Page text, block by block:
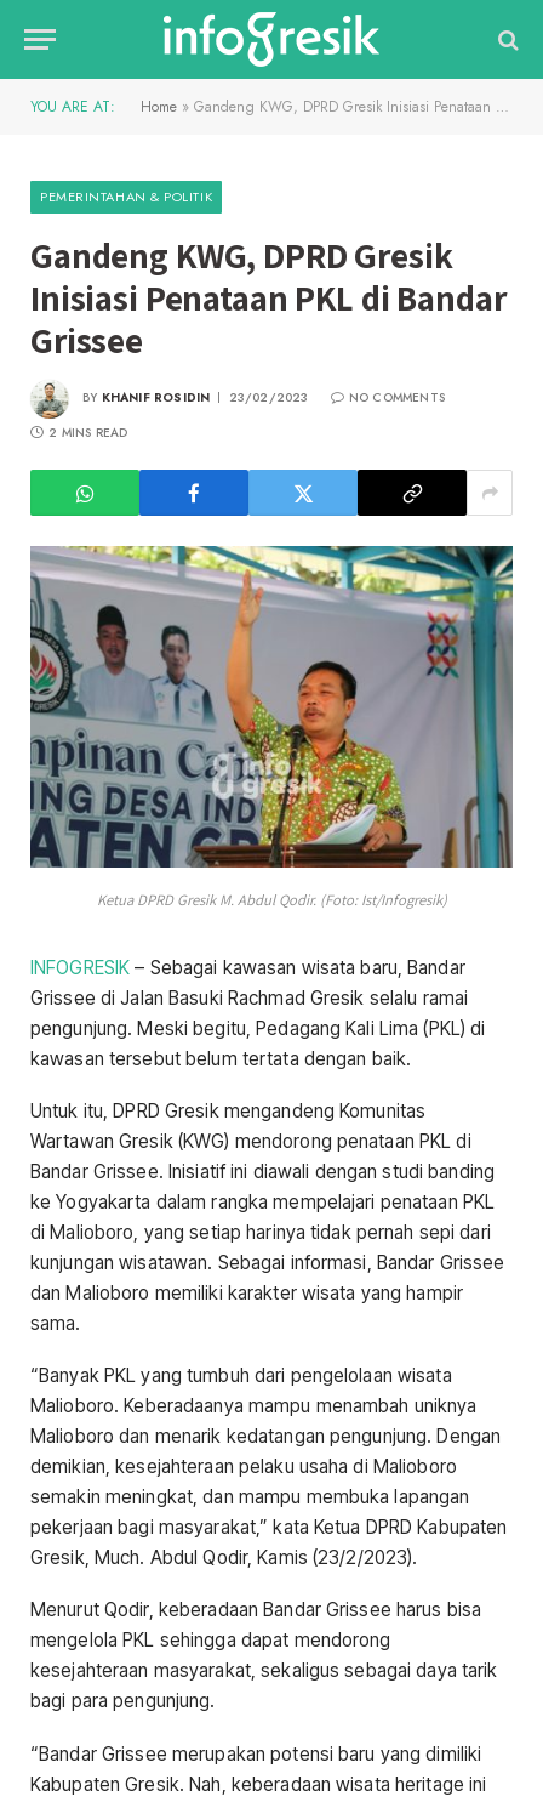
YOU ARE AT: Home » Gandeng KWG, DPRD Gresik Inisiasi Penataan PKL di Bandar Grissee
PEMERINTAHAN & POLITIK
Gandeng KWG, DPRD Gresik
Inisiasi Penataan PKL di Bandar
Grissee
BY KHANIF ROSIDIN 23/02/2023
NO COMMENTS
2 MINS READ
Ketua DPRD Gresik M. Abdul Qodir. (Foto: Ist/Infogresik)
INFOGRESIK – Sebagai kawasan wisata baru, Bandar
Grissee di Jalan Basuki Rachmad Gresik selalu ramai
pengunjung. Meski begitu, Pedagang Kali Lima (PKL) di
kawasan tersebut belum tertata dengan baik.
Untuk itu, DPRD Gresik mengandeng Komunitas
Wartawan Gresik (KWG) mendorong penataan PKL di
Bandar Grissee. Inisiatif ini diawali dengan studi banding
ke Yogyakarta dalam rangka mempelajari penataan PKL
di Malioboro, yang setiap harinya tidak pernah sepi dari
kunjungan wisatawan. Sebagai informasi, Bandar Grissee
dan Malioboro memiliki karakter wisata yang hampir
sama.
“Banyak PKL yang tumbuh dari pengelolaan wisata
Malioboro. Keberadaanya mampu menambah uniknya
Malioboro dan menarik kedatangan pengunjung. Dengan
demikian, kesejahteraan pelaku usaha di Malioboro
semakin meningkat, dan mampu membuka lapangan
pekerjaan bagi masyarakat,” kata Ketua DPRD Kabupaten
Gresik, Much. Abdul Qodir, Kamis (23/2/2023).
Menurut Qodir, keberadaan Bandar Grissee harus bisa
mengelola PKL sehingga dapat mendorong
kesejahteraan masyarakat, sekaligus sebagai daya tarik
bagi para pengunjung.
“Bandar Grissee merupakan potensi baru yang dimiliki
Kabupaten Gresik. Nah, keberadaan wisata heritage ini